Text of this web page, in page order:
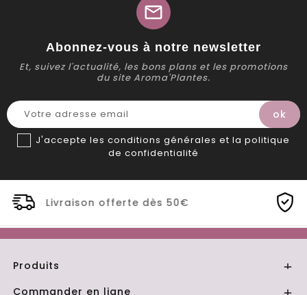
mail
Abonnez-vous à notre newsletter
Et, suivez l'actualité, les bons plans et les promotions
du site Aroma'Plantes.
J'accepte les conditions générales et la politique
de confidentialité
Distillerie Bio artisanale de
Produits 
Commander en ligne